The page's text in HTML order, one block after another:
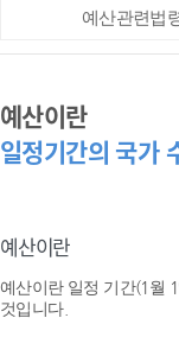
예산관련법
예산이란
일정기간의 국가
예산이란
예산이란 일정 기간(1월
것입니다.